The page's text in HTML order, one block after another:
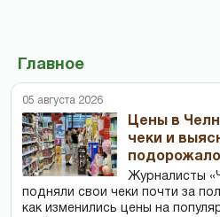
Главное
05 августа 2026
Цены в
чеки и
Журналисты
подняли свои чеки почти за
как изменились цены на